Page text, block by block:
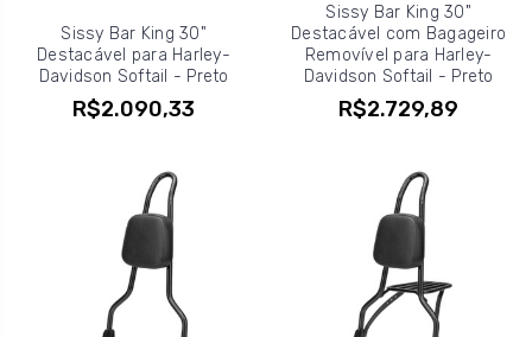
Sissy Bar King 30"
Destacável para Harley-
Davidson Softail - Preto
R$2.090,33
Sissy Bar King 30"
Destacável com Bagageiro
Removível para Harley-
Davidson Softail - Preto
R$2.729,89